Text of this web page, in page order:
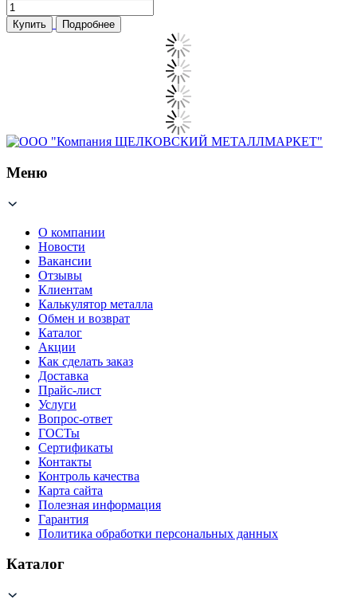
Купить Подробнее
Меню
О компании
Новости
Вакансии
Отзывы
Клиентам
Калькулятор металла
Обмен и возврат
Каталог
Акции
Как сделать заказ
Доставка
Прайс-лист
Услуги
Вопрос-ответ
ГОСТы
Сертификаты
Контакты
Контроль качества
Карта сайта
Полезная информация
Гарантия
Политика обработки персональных данных
Каталог